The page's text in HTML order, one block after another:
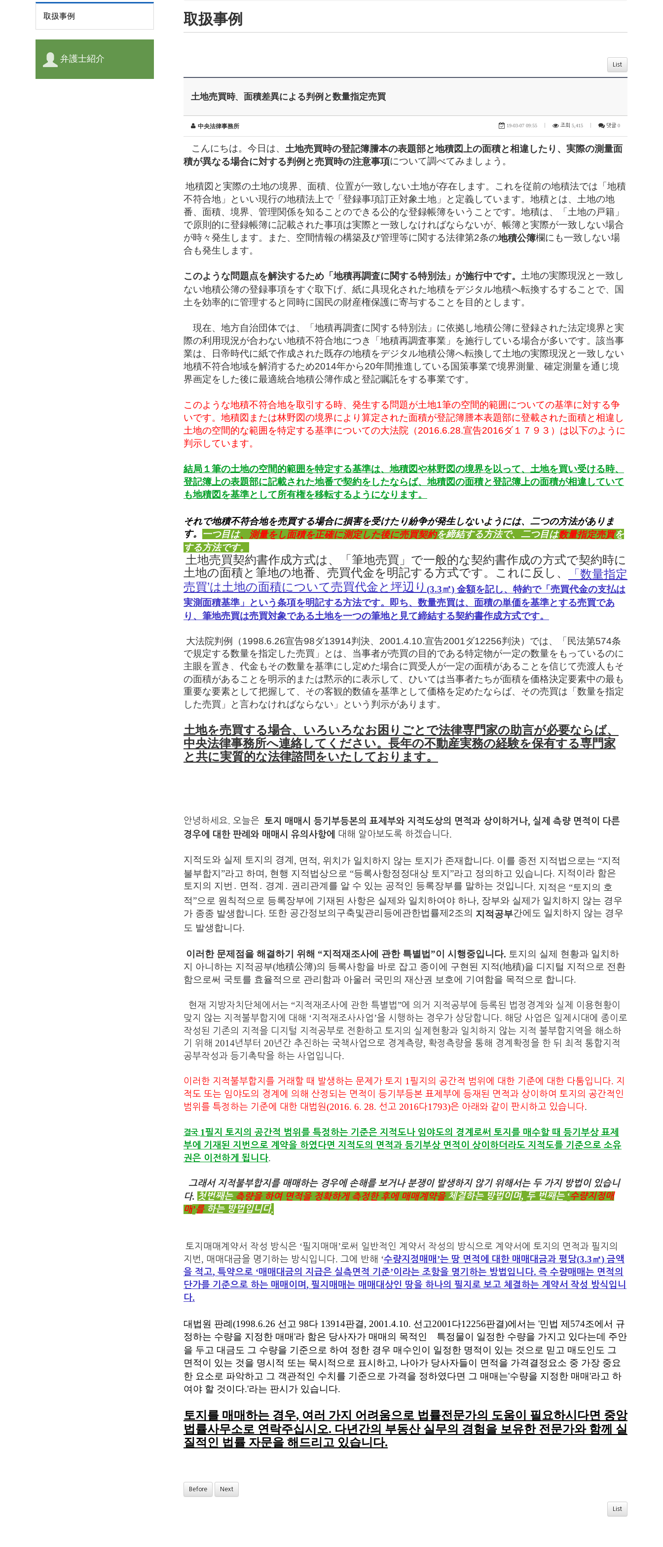
取扱事例
弁護士紹介
取扱事例
List
土地売買時、面積差異による判例と数量指定売買
中央法律事務所 19-03-07 09:55 조회 5,415 댓글 0
こんにちは。今日は、 土地売買時の登記簿謄本の表題部と地積図上の面積と相違したり、実際の測量面
積が異なる場合に対する判例と売買時の注意事項について調べてみましょう。
地積図と実際の土地の境界、面積、位置が一致しない土地が存在します。これを従前の地積法では「地積
不符合地」といい現行の地積法上で「登録事項訂正対象土地」と定義しています。地積とは、土地の地
番、面積、境界、管理関係を知ることのできる公的な登録帳簿をいうことです。地積は、「土地の戸籍」
で原則的に登録帳簿に記載された事項は実際と一致しなければならないが、帳簿と実際が一致しない場合
が時々発生します。また、空間情報の構築及び管理等に関する法律第2条の地積公簿欄にも一致しない場
合も発生します。
このような問題点を解決するため「地積再調査に関する特別法」が施行中です。 土地の実際現況と一致し
ない地積公簿の登録事項をすぐ取下げ、紙に具現化された地積をデジタル地積へ転換するすることで、国
土を効率的に管理すると同時に国民の財産権保護に寄与することを目的とします。
現在、地方自治団体では、「地積再調査に関する特別法」に依拠し地積公簿に登録された法定境界と実
際の利用現況が合わない地積不符合地につき「地積再調査事業」を施行している場合が多いです。該当事
業は、日帝時代に紙で作成された既存の地積をデジタル地積公簿へ転換して土地の実際現況と一致しない
地積不符合地域を解消するため2014年から20年間推進している国策事業で境界測量、確定測量を通じ境
界画定をした後に最適統合地積公簿作成と登記嘱託をする事業です。
このような地積不符合地を取引する時、発生する問題が土地1筆の空間的範囲についての基準に対する争
いです。地積図または林野図の境界により算定された面積が登記簿謄本表題部に登載された面積と相違し
土地の空間的な範囲を特定する基準についての大法院（2016.6.28.宣告2016ダ１７９３）は以下のように
判示しています。
結局１筆の土地の空間的範囲を特定する基準は、地積図や林野図の境界を以って、土地を買い受ける時、
登記簿上の表題部に記載された地番で契約をしたならば、地積図の面積と登記簿上の面積が相違していて
も地積図を基準として所有権を移転するようになります。
​それで地積不符合地を売買する場合に損害を受けたり紛争が発生しないようには、二つの方法がありま
す。 一つ目は、測量をし面積を正確に測定した後に売買契約を締結する方法で、二つ目は数量指定売買を
する方法です。
土地売買契約書作成方式は、「筆地売買」で一般的な契約書作成の方式で契約時に
土地の面積と筆地の地番、売買代金を明記する方式です。これに反し、
「数量指定
売買’は土地の面積について売買代金と坪辺り (3.3㎡) 金額を記し、特約で「売買代金の支払は
実測面積基準」という条項を明記する方法です。即ち、数量売買は、面積の単価を基準とする売買であ
り、筆地売買は売買対象である土地を一つの筆地と見て締結する契約書作成方式です。
大法院判例（1998.6.26宣告98ダ13914判決、2001.4.10.宣告2001ダ12256判決）では、「民法第574条
で規定する数量を指定した売買」とは、当事者が売買の目的である特定物が一定の数量をもっているのに
主眼を置き、代金もその数量を基準にし定めた場合に買受人が一定の面積があることを信じて売渡人もそ
の面積があることを明示的または黙示的に表示して、ひいては当事者たちが面積を価格決定要素中の最も
重要な要素として把握して、その客観的数値を基準として価格を定めたならば、その売買は「数量を指定
した売買」と言わなければならない」という判示があります。
土地を売買する場合、いろいろなお困りごとで法律専門家の助言が必要ならば、
中央法律事務所へ連絡してください。長年の不動産実務の経験を保有する専門家
と共に実質的な法律諮問をいたしております。
​안녕하세요. 오늘은 토지 매매시 등기부등본의 표제부와 지적도상의 면적과 상이하거나, 실제 측량 면적이 다른
경우에 대한 판례와 매매시 유의사항에
대해 알아보도록 하겠습니다.
지적도와 실제 토지의 경계 , 면적, 위치가 일치하지 않는 토지가 존재합니다. 이를 종전 지적법으로는 “지적
불부합지 ”라고 하며 , 현행 지적법상으로 “등록사항정정대상 토지 ”라고 정의하고 있습니다. 지적이라 함은
토지의 지번 ․ 면적 ․ 경계 ․ 권리관계를 알 수 있는 공적인 등록장부를 말하는 것입니다. 지적은 “토지의 호
적”으로 원칙적으로 등록장부에 기재된 사항은 실제와 일치하여야 하나, 장부와 실제가 일치하지 않는 경우
가 종종 발생합니다. 또한 공간정보의구축및관리등에관한법률제2조의 지적공부간에도 일치하지 않는 경우
도 발생합니다
이러한 문제점을 해결하기 위해 “지적재조사에 관한 특별법”이 시행중입니다. 토지의 실제 현황과 일치하
지 아니하는 지적공부(地積公簿)의 등록사항을 바로 잡고 종이에 구현된 지적(地積)을 디지털 지적으로 전환
함으로써 국토를 효율적으로 관리함과 아울러 국민의 재산권 보호에 기여함을 목적으로 합니다.
현재 지방자치단체에서는 “지적재조사에 관한 특별법”에 의거 지적공부에 등록된 법정경계와 실제 이용현황이
맞지 않는 지적불부합지에 대해 ‘지적재조사사업 ’을 시행하는 경우가 상당합니다. 해당 사업은 일제시대에 종이로
작성된 기존의 지적을 디지털 지적공부로 전환하고 토지의 실제현황과 일치하지 않는 지적 불부합지역을 해소하
기 위해 2014년부터 20년간 추진하는 국책사업으로 경계측량, 확정측량을 통해 경계확정을 한 뒤 최적 통합지적
공부작성과 등기촉탁을 하는 사업입니다.
이러한 지적불부합지를 거래할 때 발생하는 문제가 토지 1 필지의 공간적 범위에 대한 기준에 대한 다툼입니다. 지
적도 또는 임야도의 경계에 의해 산정되는 면적이 등기부등본 표제부에 등재된 면적과 상이하여 토지의 공간적인
범위를 특정하는 기준에 대한 대법원 (2016. 6. 28. 선고 2016다1793)은 아래와 같이 판시하고 있습니다.
결국 1필지 토지의 공간적 범위를 특정하는 기준은 지적도나 임야도의 경계로써 토지를 매수할 때 등기부상 표제
부에 기재된 지번으로 계약을 하였다면 지적도의 면적과 등기부상 면적이 상이하더라도 지적도를 기준으로 소유
권은 이전하게 됩니다.
그래서 지적불부합지를 매매하는 경우에 손해를 보거나 분쟁이 발생하지 않기 위해서는 두 가지 방법이 있습니
다. 첫번째는 측량을 하여 면적을 정확하게 측정한 후에 매매계약을 체결하는 방법이며, 두 번째는 ‘수량지정매
매’를 하는 방법입니다.
토지매매계약서 작성 방식은 ‘필지매매 ’로써 일반적인 계약서 작성의 방식으로 계약서에 토지의 면적과 필지의
지번 , 매매대금을 명기하는 방식입니다. 그에 반해 ‘수량지정매매 ’는 땅 면적에 대한 매매대금과 평당(3.3 ㎡) 금액
을 적고, 특약으로 ‘매매대금의 지급은 실측면적 기준’이라는 조항을 명기하는 방법입니다. 즉 수량매매는 면적의
단가를 기준으로 하는 매매이며 , 필지매매는 매매대상인 땅을 하나의 필지로 보고 체결하는 계약서 작성 방식입니
다.
대법원 판례(1998.6.26 선고 98다 13914판결 , 2001.4.10. 선고2001 다12256판결)에서는 '민법 제574조에서 규
정하는 수량을 지정한 매매'라 함은 당사자가 매매의 목적인 특정물이 일정한 수량을 가지고 있다는데 주안
을 두고 대금도 그 수량을 기준으로 하여 정한 경우 매수인이 일정한 명적이 있는 것으로 믿고 매도인도 그
면적이 있는 것을 명시적 또는 묵시적으로 표시하고, 나아가 당사자들이 면적을 가격결정요소 중 가장 중요
한 요소로 파악하고 그 객관적인 수치를 기준으로 가격을 정하였다면 그 매매는'수량을 지정한 매매'라고 하
여야 할 것이다.'라는 판시가 있습니다.
토지를 매매하는 경우, 여러 가지 어려움으로 법률전문가의 도움이 필요하시다면 중앙
법률사무소로 연락주십시오. 다년간의 부동산 실무의 경험을 보유한 전문가와 함께 실
질적인 법률 자문을 해드리고 있습니다.
Before Next
List